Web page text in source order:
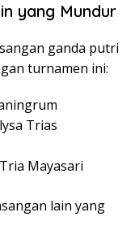
yang Mundur
ganda putri
turnamen ini:
Trias
Mayasari
lain yang